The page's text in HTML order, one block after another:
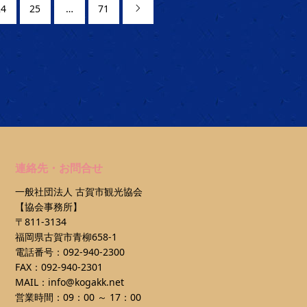
25 … 71 
連絡先・お問合せ
一般社団法人 古賀市観光協会
【協会事務所】
〒811-3134
福岡県古賀市青柳658-1
電話番号：092-940-2300
FAX：092-940-2301
MAIL：info@kogakk.net
営業時間：09：00 ～ 17：00